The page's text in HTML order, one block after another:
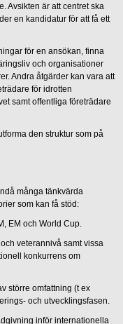
Avsikten är att centret ska
en kandidatur för att få ett
för en ansökan, finna
och organisationer
Andra åtgärder kan vara att
för idrotten
samt offentliga företrädare
den struktur som på
många tänkvärda
som kan få stöd:
EM och World Cup.
veterannivå samt vissa
konkurrens om
större omfattning (t ex
och utvecklingsfasen.
inför internationella